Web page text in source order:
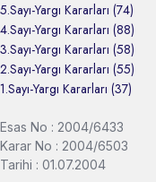
5.Sayı-Yargı Kararları (74)
4.Sayı-Yargı Kararları (88)
3.Sayı-Yargı Kararları (58)
2.Sayı-Yargı Kararları (55)
1.Sayı-Yargı Kararları (37)
Esas No : 2004/6433
Karar No : 2004/6503
Tarihi : 01.07.2004